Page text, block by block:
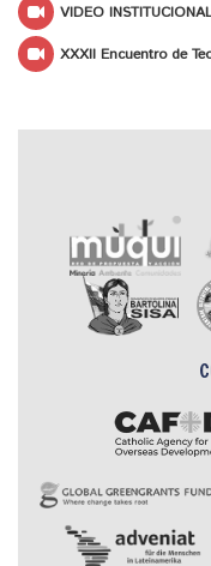
VIDEO
XXXII Encuentro de